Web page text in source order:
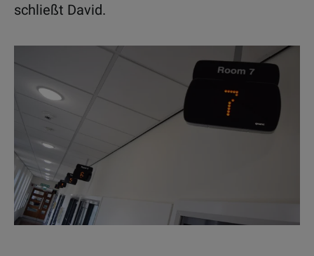
schließt David.